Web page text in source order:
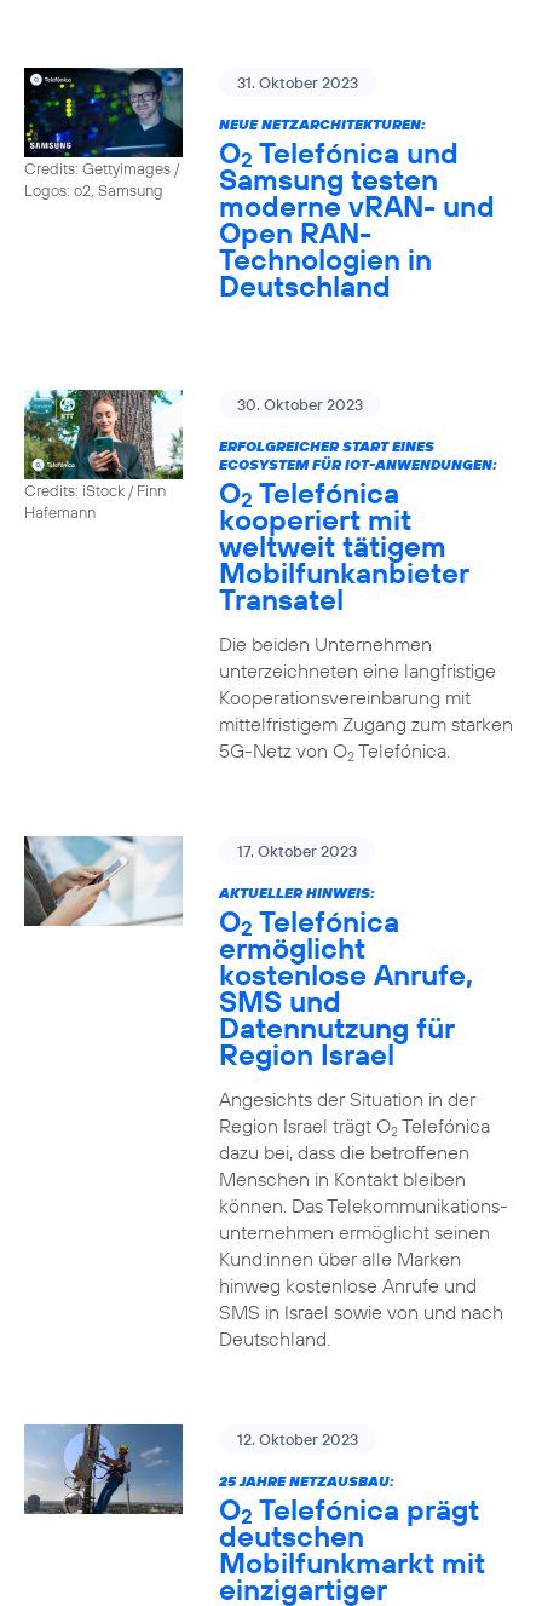
Credits: Gettyimages /
Logos: o2, Samsung
31. Oktober 2023
NEUE NETZARCHITEKTUREN:
O2 Telefónica und
Samsung testen
moderne vRAN- und
Open RAN-
Technologien in
Deutschland
Credits: iStock / Finn
Hafemann
30. Oktober 2023
ERFOLGREICHER START EINES
ECOSYSTEM FÜR IOT-ANWENDUNGEN:
O2 Telefónica
kooperiert mit
weltweit tätigem
Mobilfunkanbieter
Transatel
Die beiden Unternehmen
unterzeichneten eine langfristige
Kooperationsvereinbarung mit
mittelfristigem Zugang zum starken
5G-Netz von O2Telefónica.
17. Oktober 2023
AKTUELLER HINWEIS:
O2 Telefónica
ermöglicht
kostenlose Anrufe,
SMS und
Datennutzung für
Region Israel
Angesichts der Situation in der
Region Israel trägt O2Telefónica
dazu bei, dass die betroffenen
Menschen in Kontakt bleiben
können. Das Telekommunikations­
unternehmen ermöglicht seinen
Kund:innen über alle Marken
hinweg kostenlose Anrufe und
SMS in Israel sowie von und nach
Deutschland.
12. Oktober 2023
25 JAHRE NETZAUSBAU:
O2 Telefónica prägt
deutschen
Mobilfunkmarkt mit
einzigartiger